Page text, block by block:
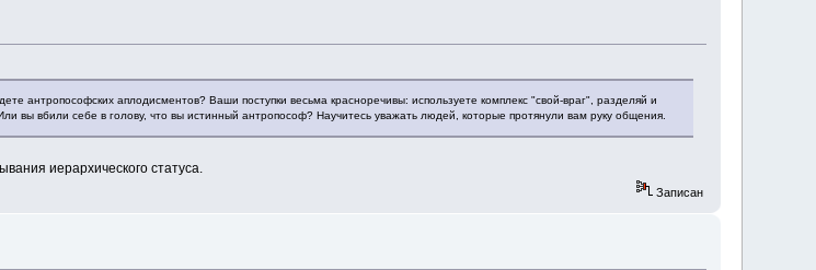
антропософских аплодисментов? Ваши поступки весьма красноречивы: используете комплекс "свой-враг", разделяй и
вы вбили себе в голову, что вы истинный антропософ? Научитесь уважать людей, которые протянули вам руку общения.
иерархического статуса.
Записан